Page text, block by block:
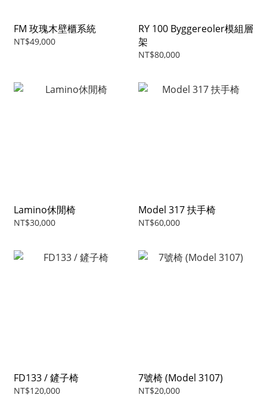
FM 玫瑰木壁櫃系統
NT$49,000
RY 100 Byggereoler模組層
架
NT$80,000
Lamino休閒椅
NT$30,000
Model 317 扶手椅
NT$60,000
FD133 / 鏟子椅
NT$120,000
7號椅 (Model 3107)
NT$20,000